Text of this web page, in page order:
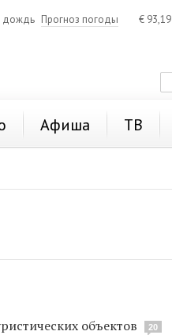
дождь Прогноз погоды € 93,19
Афиша ТВ
объектов 20